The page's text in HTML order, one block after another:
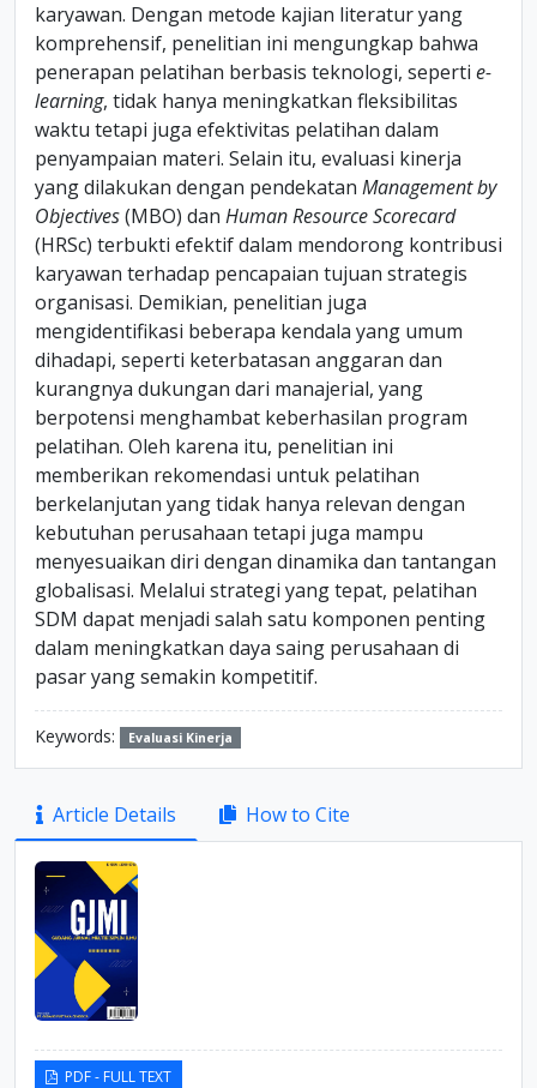
karyawan. Dengan metode kajian literatur yang
komprehensif, penelitian ini mengungkap bahwa
penerapan pelatihan berbasis teknologi, seperti e-
learning, tidak hanya meningkatkan fleksibilitas
waktu tetapi juga efektivitas pelatihan dalam
penyampaian materi. Selain itu, evaluasi kinerja
yang dilakukan dengan pendekatan Management by
Objectives(MBO) dan Human Resource Scorecard
(HRSc) terbukti efektif dalam mendorong kontribusi
karyawan terhadap pencapaian tujuan strategis
organisasi. Demikian, penelitian juga
mengidentifikasi beberapa kendala yang umum
dihadapi, seperti keterbatasan anggaran dan
kurangnya dukungan dari manajerial, yang
berpotensi menghambat keberhasilan program
pelatihan. Oleh karena itu, penelitian ini
memberikan rekomendasi untuk pelatihan
berkelanjutan yang tidak hanya relevan dengan
kebutuhan perusahaan tetapi juga mampu
menyesuaikan diri dengan dinamika dan tantangan
globalisasi. Melalui strategi yang tepat, pelatihan
SDM dapat menjadi salah satu komponen penting
dalam meningkatkan daya saing perusahaan di
pasar yang semakin kompetitif.
Keywords: Evaluasi Kinerja
Article
Sidebar
Article Details How to Cite
PDF - FULL TEXT